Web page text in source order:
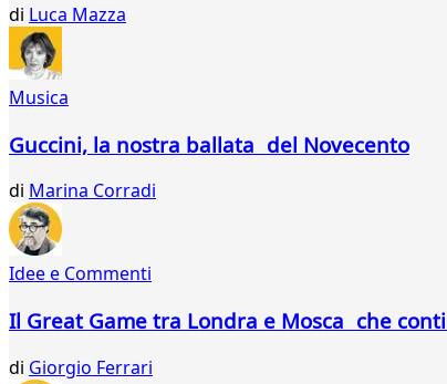
di Luca Mazza
Musica
Guccini, la nostra ballata del Novecento
di Marina Corradi
Idee e Commenti
Il Great Game tra Londra e Mosca che
di Giorgio Ferrari